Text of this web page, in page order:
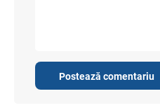
Postează comentariu